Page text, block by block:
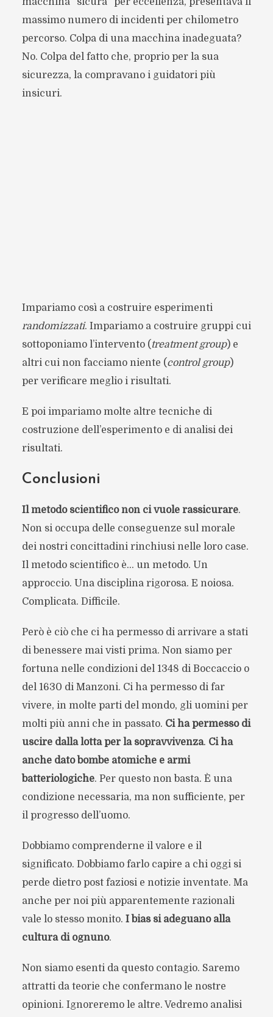
massimo numero di incidenti per chilometro
percorso. Colpa di una macchina inadeguata?
No. Colpa del fatto che, proprio per la sua
sicurezza, la compravano i guidatori più
insicuri.
Impariamo così a costruire esperimenti
randomizzati. Impariamo a costruire gruppi cui
sottoponiamo l’intervento ( treatment group) e
altri cui non facciamo niente (control group)
per verificare meglio i risultati.
E poi impariamo molte altre tecniche di
costruzione dell’esperimento e di analisi dei
risultati.
Conclusioni
Il metodo scientifico non ci vuole rassicurare.
Non si occupa delle conseguenze sul morale
dei nostri concittadini rinchiusi nelle loro case.
Il metodo scientifico è… un metodo. Un
approccio. Una disciplina rigorosa. E noiosa.
Complicata. Difficile.
Però è ciò che ci ha permesso di arrivare a stati
di benessere mai visti prima. Non siamo per
fortuna nelle condizioni del 1348 di Boccaccio o
del 1630 di Manzoni. Ci ha permesso di far
vivere, in molte parti del mondo, gli uomini per
molti più anni che in passato. Ci ha permesso di
uscire dalla lotta per la sopravvivenza. Ci ha
anche dato bombe atomiche e armi
batteriologiche. Per questo non basta. È una
condizione necessaria, ma non sufficiente, per
il progresso dell’uomo.
Dobbiamo comprenderne il valore e il
significato. Dobbiamo farlo capire a chi oggi si
perde dietro post faziosi e notizie inventate. Ma
anche per noi più apparentemente razionali
vale lo stesso monito. I bias si adeguano alla
cultura di ognuno.
Non siamo esenti da questo contagio. Saremo
attratti da teorie che confermano le nostre
opinioni. Ignoreremo le altre. Vedremo analisi